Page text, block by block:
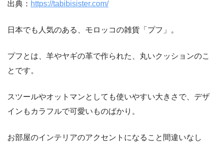
出典： https://tabibisister.com/
日本でも人気のある、モロッコの雑貨「プフ」。
プフとは、羊やヤギの革で作られた、丸いクッションのこ
とです。
スツールやオットマンとしても使いやすい大きさで、デザ
インもカラフルで可愛いものばかり。
お部屋のインテリアのアクセントになること間違いなし